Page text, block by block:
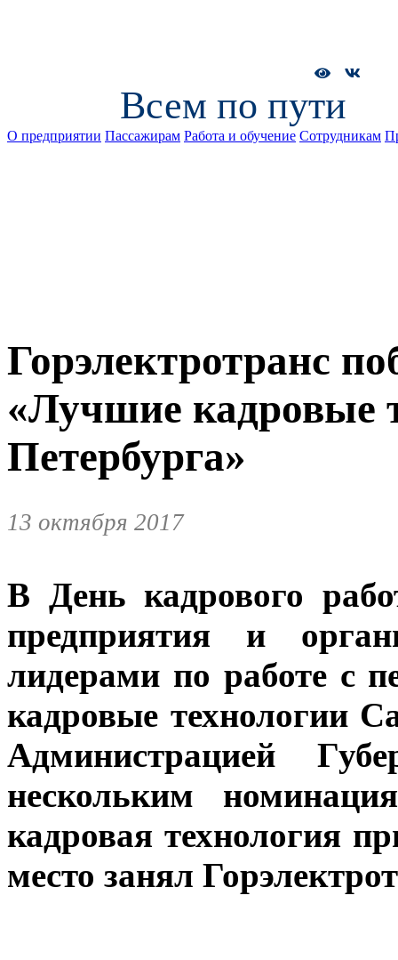
Всем по пути
О предприятии Пассажирам Работа и обучение Сотрудникам
Горэлектротранс
«Лучшие кадровые
Петербурга»
13 октября 2017
В День кадрового
предприятия и
лидерами по работе с
кадровые технологии
Администрацией
нескольким
кадровая технология
место занял